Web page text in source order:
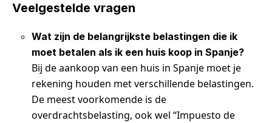
Veelgestelde vragen
Wat zijn de belangrijkste belastingen die ik
moet betalen als ik een huis koop in Spanje?
Bij de aankoop van een huis in Spanje moet je
rekening houden met verschillende belastingen.
De meest voorkomende is de
overdrachtsbelasting, ook wel “Impuesto de